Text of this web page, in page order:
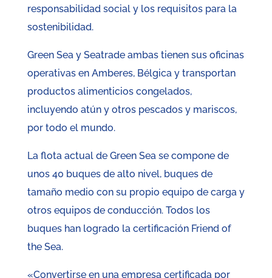
responsabilidad social y los requisitos para la
sostenibilidad.
Green Sea y Seatrade ambas tienen sus oficinas
operativas en Amberes, Bélgica y transportan
productos alimenticios congelados,
incluyendo atún y otros pescados y mariscos,
por todo el mundo.
La flota actual de Green Sea se compone de
unos 40 buques de alto nivel, buques de
tamaño medio con su propio equipo de carga y
otros equipos de conducción. Todos los
buques han logrado la certificación Friend of
the Sea.
«Convertirse en una empresa certificada por